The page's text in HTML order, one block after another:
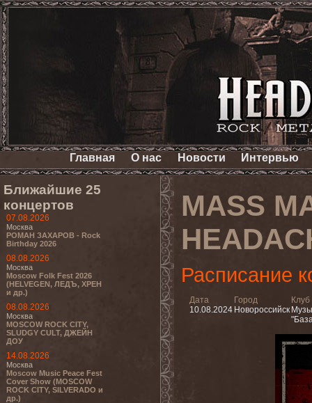
Главная О нас Новости Интервью
Ближайшие 25
концертов
07.08.2026
Москва
РОМАН ЗАХАРОВ - Rock
Birthday 2026
08.08.2026
Москва
Moscow Folk Fest 2026
(HELVEGEN, ЛЕДЪ, ХРЕН
и др.)
08.08.2026
Москва
MOSCOW ROCK CITY,
SLUDGY CULT, ДЖЕЙН
ДОУ
14.08.2026
Москва
Moscow Music Peace Fest
Cover Show (MOSCOW
ROCK CITY, SILVERADO и
др.)
MASS
Расписание
Дата
10.08.2024
Город
Новороссийск
Клуб